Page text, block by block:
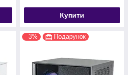
Купити
–3% Подарунок